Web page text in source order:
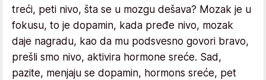
treći, peti nivo, šta se u mozgu dešava? Mozak je u
fokusu, to je dopamin, kada pređe nivo, mozak
daje nagradu, kao da mu podsvesno govori bravo,
prešli smo nivo, aktivira hormone sreće. Sad,
pazite, menjaju se dopamin, hormons sreće, pet